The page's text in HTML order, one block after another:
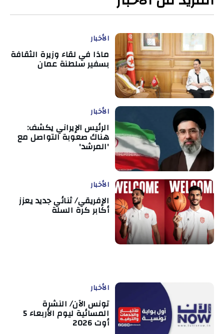
الأخبار
ماذا في لقاء وزيرة الثقافة
بسفير سلطنة عمان
الأخبار
الرئيس الإيراني يكشف:
هناك صعوبة التواصل مع
'المرشد'
الأخبار
الإفريقي/ ثنائي جديد يعزز
أكابر كرة السلة
الأخبار
تونس الآن/ النشرة
المسائية ليوم الأربعاء 5
أوت 2026